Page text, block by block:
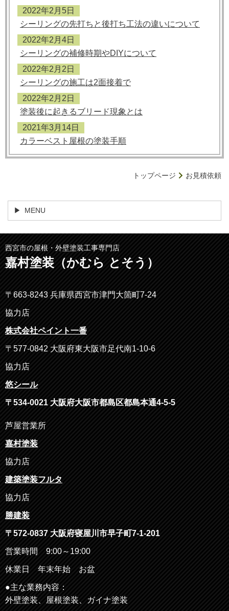
2022年2月5日
シーリングの先打ちと後打ち工法の違いについて
2022年2月4日
シーリングの補修時期やDIYについて
2022年2月2日
シーリングの施工は2面接着で
2022年2月2日
塗装後に起きるブリード現象とは
2021年3月14日
カラーベスト屋根の塗装手順
トップページ お見積依頼
MENU
西宮市の屋根・外壁塗装工事専門店
嘉村塗装（かむら とそう）
〒663-8243 兵庫県西宮市津門大箇町7-24
協力店
株式会社ペイント一番
〒577-0842 大阪府東大阪市足代南1-10-6
協力店
悠シール
〒 534-0021 大阪府大阪市都島区都島本通4-5-5
芦屋営業所
嘉村塗装
協力店
建築塗装フルタ
協力店
勝建装
〒572-0837 大阪府寝屋川市早子町7-1-201
営業時間 9:00～19:00
休業日 年末年始 お盆
●主な業務内容：
外壁塗装、屋根塗装、ガイナ塗装